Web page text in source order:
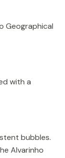
Geographical
with a
bubbles.
Alvarinho